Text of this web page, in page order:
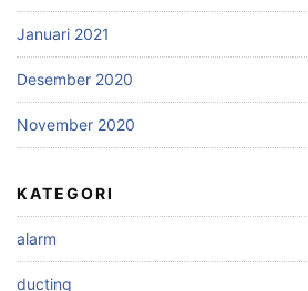
Januari 2021
Desember 2020
November 2020
KATEGORI
alarm
ducting